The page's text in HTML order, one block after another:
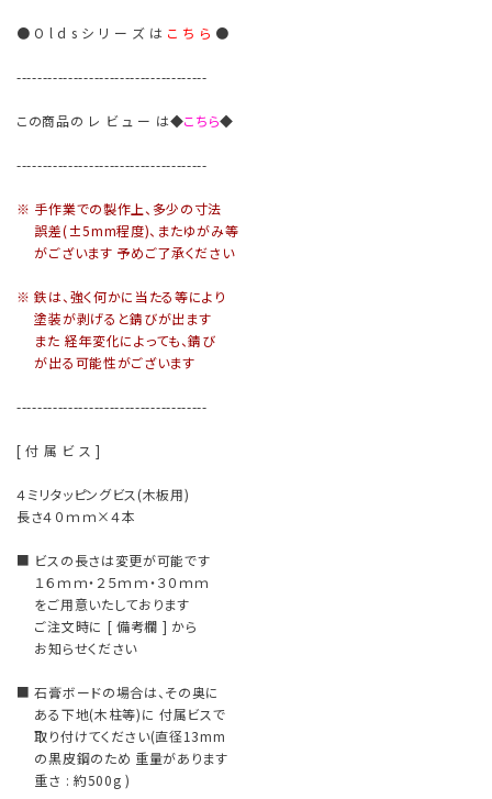
● O l d s シ リ ー ズ は こ ち ら ●
-------------------------------------
この商品の レ ビ ュ ー は◆こちら◆
-------------------------------------
※ 手作業での製作上、多少の寸法
誤差(±5mm程度)、またゆがみ等
がございます 予めご了承ください
※ 鉄は、強く何かに当たる等により
塗装が剥げると錆びが出ます
また 経年変化によっても、錆び
が出る可能性がございます
-------------------------------------
[ 付 属 ビ ス ]
４ミリタッピングビス(木板用)
長さ４０ｍｍ×４本
■ ビスの長さは変更が可能です
１６ｍｍ・２５ｍｍ・３０ｍｍ
をご用意いたしております
ご注文時に [ 備考欄 ] から
お知らせください
■ 石膏ボードの場合は、その奥に
ある下地(木柱等)に 付属ビスで
取り付けてください(直径13mm
の黒皮鋼のため 重量があります
重さ : 約500g )